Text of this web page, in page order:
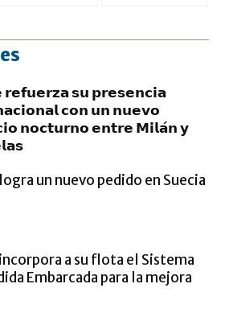
𝘀𝘂 𝗽𝗿𝗲𝘀𝗲𝗻𝗰𝗶𝗮
𝗰𝗼𝗻 𝘂𝗻 𝗻𝘂𝗲𝘃𝗼
𝗻𝗼𝗰𝘁𝘂𝗿𝗻𝗼 𝗲𝗻𝘁𝗿𝗲 𝗠𝗶𝗹𝗮́𝗻 𝘆
un nuevo pedido en Suecia
a su flota el Sistema
Embarcada para la mejora